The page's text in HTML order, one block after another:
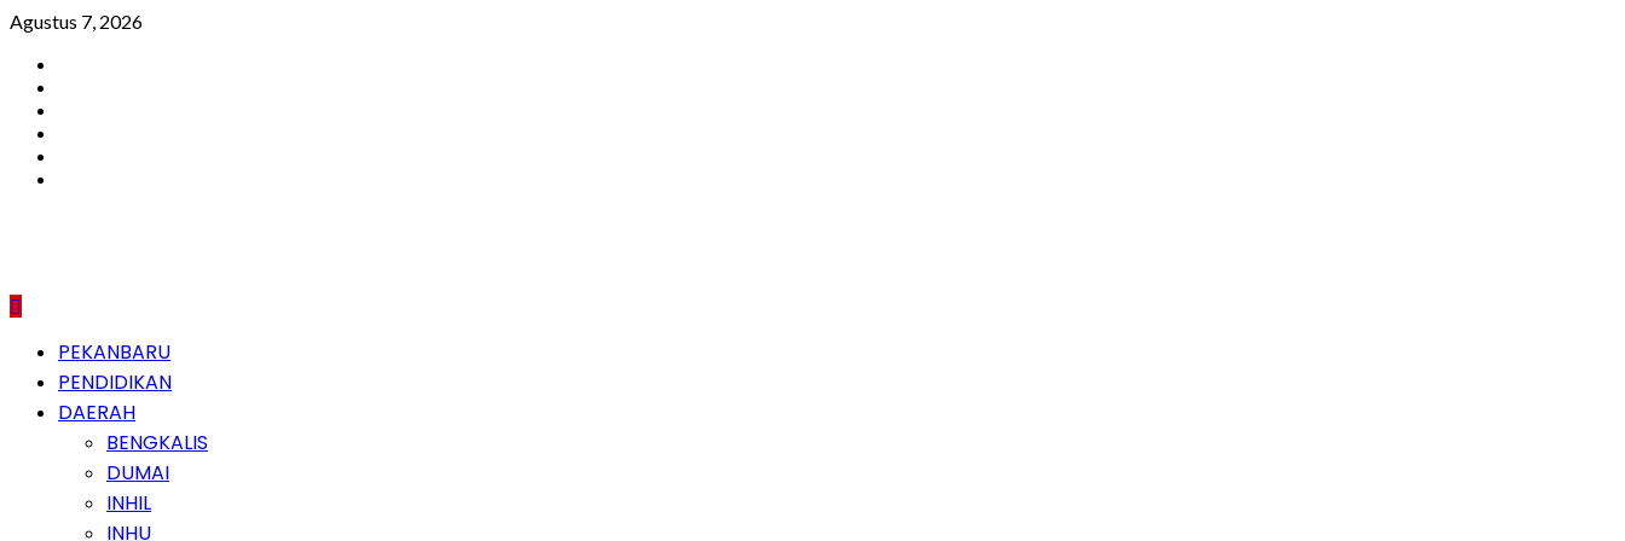
Skip
content
Agustus 7, 2026
PrimaryPEKANBARU
PENDIDIKAN
DAERAH
BENGKALIS
DUMAI
INHIL
INHU